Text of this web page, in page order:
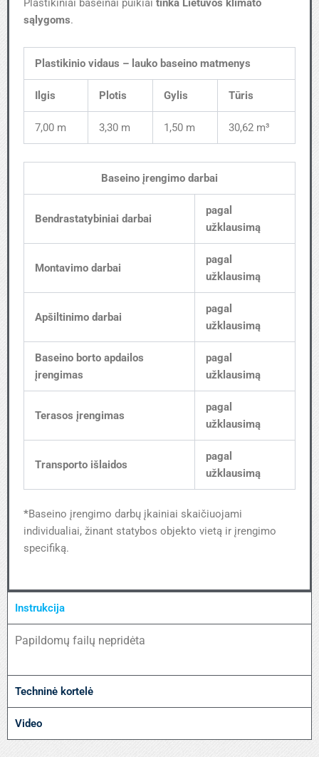
Plastikiniai baseinai puikiai tinka Lietuvos klimato
sąlygoms.
Plastikinio vidaus – lauko baseino matmenys
Ilgis Plotis Gylis Tūris
7,00 m 3,30 m 1,50 m 30,62 m³
Baseino įrengimo darbai
Bendrastatybiniai darbai
pagal
užklausimą
Montavimo darbai
pagal
užklausimą
Apšiltinimo darbai
pagal
užklausimą
Baseino borto apdailos
įrengimas
pagal
užklausimą
Terasos įrengimas
pagal
užklausimą
Transporto išlaidos
pagal
užklausimą
*Baseino įrengimo darbų įkainiai skaičiuojami
individualiai, žinant statybos objekto vietą ir įrengimo
specifiką.
Instrukcija
Papildomų failų nepridėta
Techninė kortelė
Video